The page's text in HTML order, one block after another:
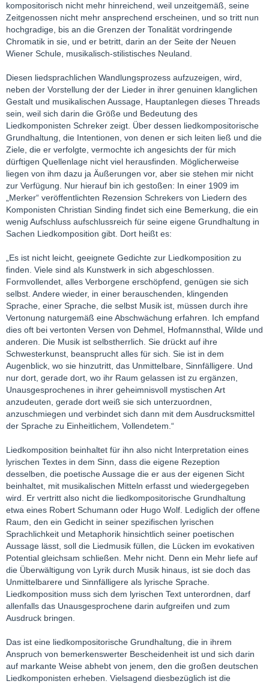
kompositorisch nicht mehr hinreichend, weil unzeitgemäß, seine
Zeitgenossen nicht mehr ansprechend erscheinen, und so tritt nun
hochgradige, bis an die Grenzen der Tonalität vordringende
Chromatik in sie, und er betritt, darin an der Seite der Neuen
Wiener Schule, musikalisch-stilistisches Neuland.
Diesen liedsprachlichen Wandlungsprozess aufzuzeigen, wird,
neben der Vorstellung der der Lieder in ihrer genuinen klanglichen
Gestalt und musikalischen Aussage, Hauptanlegen dieses Threads
sein, weil sich darin die Größe und Bedeutung des
Liedkomponisten Schreker zeigt. Über dessen liedkompositorische
Grundhaltung, die Intentionen, von denen er sich leiten ließ und die
Ziele, die er verfolgte, vermochte ich angesichts der für mich
dürftigen Quellenlage nicht viel herausfinden. Möglicherweise
liegen von ihm dazu ja Äußerungen vor, aber sie stehen mir nicht
zur Verfügung. Nur hierauf bin ich gestoßen: In einer 1909 im
„Merker“ veröffentlichten Rezension Schrekers von Liedern des
Komponisten Christian Sinding findet sich eine Bemerkung, die ein
wenig Aufschluss aufschlussreich für seine eigene Grundhaltung in
Sachen Liedkomposition gibt. Dort heißt es:
„Es ist nicht leicht, geeignete Gedichte zur Liedkomposition zu
finden. Viele sind als Kunstwerk in sich abgeschlossen.
Formvollendet, alles Verborgene erschöpfend, genügen sie sich
selbst. Andere wieder, in einer berauschenden, klingenden
Sprache, einer Sprache, die selbst Musik ist, müssen durch ihre
Vertonung naturgemäß eine Abschwächung erfahren. Ich empfand
dies oft bei vertonten Versen von Dehmel, Hofmannsthal, Wilde und
anderen. Die Musik ist selbstherrlich. Sie drückt auf ihre
Schwesterkunst, beansprucht alles für sich. Sie ist in dem
Augenblick, wo sie hinzutritt, das Unmittelbare, Sinnfälligere. Und
nur dort, gerade dort, wo ihr Raum gelassen ist zu ergänzen,
Unausgesprochenes in ihrer geheimnisvoll mystischen Art
anzudeuten, gerade dort weiß sie sich unterzuordnen,
anzuschmiegen und verbindet sich dann mit dem Ausdrucksmittel
der Sprache zu Einheitlichem, Vollendetem.“
Liedkomposition beinhaltet für ihn also nicht Interpretation eines
lyrischen Textes in dem Sinn, dass die eigene Rezeption
desselben, die poetische Aussage die er aus der eigenen Sicht
beinhaltet, mit musikalischen Mitteln erfasst und wiedergegeben
wird. Er vertritt also nicht die liedkompositorische Grundhaltung
etwa eines Robert Schumann oder Hugo Wolf. Lediglich der offene
Raum, den ein Gedicht in seiner spezifischen lyrischen
Sprachlichkeit und Metaphorik hinsichtlich seiner poetischen
Aussage lässt, soll die Liedmusik füllen, die Lücken im evokativen
Potential gleichsam schließen. Mehr nicht. Denn ein Mehr liefe auf
die Überwältigung von Lyrik durch Musik hinaus, ist sie doch das
Unmittelbarere und Sinnfälligere als lyrische Sprache.
Liedkomposition muss sich dem lyrischen Text unterordnen, darf
allenfalls das Unausgesprochene darin aufgreifen und zum
Ausdruck bringen.
Das ist eine liedkompositorische Grundhaltung, die in ihrem
Anspruch von bemerkenswerter Bescheidenheit ist und sich darin
auf markante Weise abhebt von jenem, den die großen deutschen
Liedkomponisten erheben. Vielsagend diesbezüglich ist die